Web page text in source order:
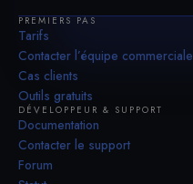
PREMIERS PAS
Tarifs
Contacter l’équipe commerciale
Cas clients
Outils gratuits
DÉVELOPPEUR & SUPPORT
Documentation
Contacter le support
Forum